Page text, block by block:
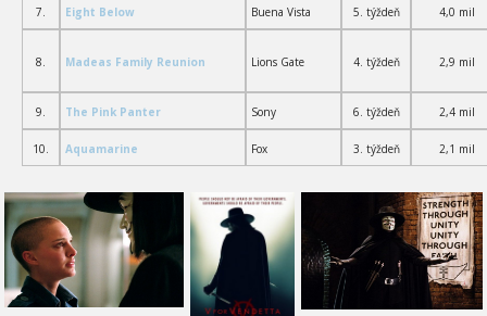
7. Eight Below Buena Vista 5. týždeň 4,0 mil
8. Madeas Family Reunion Lions Gate 4. týždeň 2,9 mil
9. The Pink Panter Sony 6. týždeň 2,4 mil
10. Aquamarine Fox 3. týždeň 2,1 mil